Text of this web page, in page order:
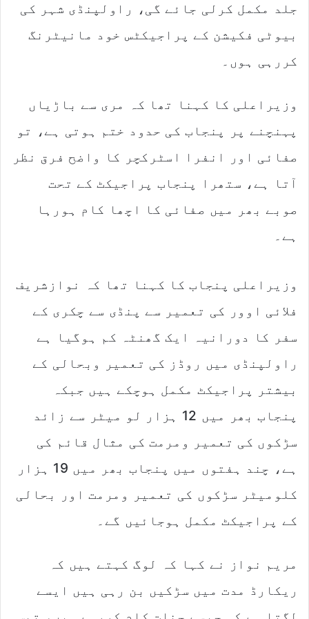
جلد مکمل کرلی جائے گی، راولپنڈی شہر کی
بیوٹی فکیشن کے پراجیکٹس خود مانیٹرنگ
کررہی ہوں۔
وزیراعلی کا کہنا تھا کہ مری سے باڑیاں
پہنچنے پر پنجاب کی حدود ختم ہوتی ہے، تو
صفائی اور انفرا اسٹرکچر کا واضح فرق نظر
آتا ہے، ستھرا پنجاب پراجیکٹ کے تحت
صوبے بھر میں صفائی کا اچھا کام ہورہا
ہے۔
وزیراعلی پنجاب کا کہنا تھا کہ نوازشریف
فلائی اوور کی تعمیر سے پنڈی سے چکری کے
سفر کا دورانیہ ایک گھنٹہ کم ہوگیا ہے
راولپنڈی میں روڈز کی تعمیر وبحالی کے
بیشتر پراجیکٹ مکمل ہوچکے ہیں جبکہ
پنجاب بھر میں 12 ہزار لو میٹر سے زائد
سڑکوں کی تعمیر ومرمت کی مثال قائم کی
ہے، چند ہفتوں میں پنجاب بھر میں 19 ہزار
کلومیٹر سڑکوں کی تعمیر ومرمت اور بحالی
کے پراجیکٹ مکمل ہوجائیں گے۔
مریم نواز نے کہا کہ لوگ کہتے ہیں کہ
ریکارڈ مدت میں سڑکیں بن رہی ہیں ایسے